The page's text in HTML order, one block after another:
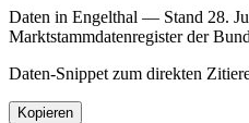
Daten in Engelthal — Stand 28.
Marktstammdatenregister der
Daten-Snippet zum direkten
Kopieren